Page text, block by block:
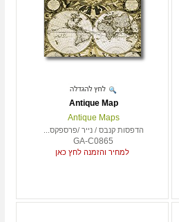
Antique Map
Antique Maps
הדפסות קנבס / נייר /פרספקס...
GA-C0865
למחיר והזמנה לחץ כאן